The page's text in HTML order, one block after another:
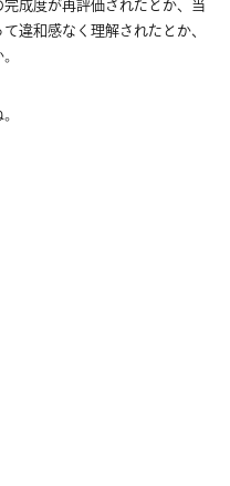
成度が再評価されたとか、当
違和感なく理解されたとか、